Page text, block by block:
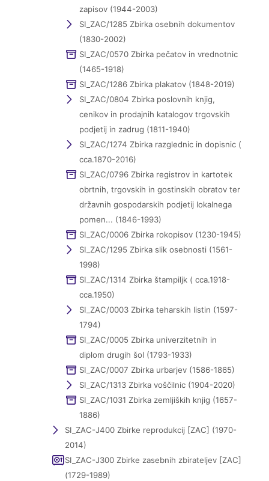
zapisov (1944-2003)
SI_ZAC/1285 Zbirka osebnih dokumentov
(1830-2002)
SI_ZAC/0570 Zbirka pečatov in vrednotnic
(1465-1918)
SI_ZAC/1286 Zbirka plakatov (1848-2019)
SI_ZAC/0804 Zbirka poslovnih knjig,
cenikov in prodajnih katalogov trgovskih
podjetij in zadrug (1811-1940)
SI_ZAC/1274 Zbirka razglednic in dopisnic (
cca.1870-2016)
SI_ZAC/0796 Zbirka registrov in kartotek
obrtnih, trgovskih in gostinskih obratov ter
državnih gospodarskih podjetij lokalnega
pomen... (1846-1993)
SI_ZAC/0006 Zbirka rokopisov (1230-1945)
SI_ZAC/1295 Zbirka slik osebnosti (1561-
1998)
SI_ZAC/1314 Zbirka štampiljk ( cca.1918-
cca.1950)
SI_ZAC/0003 Zbirka teharskih listin (1597-
1794)
SI_ZAC/0005 Zbirka univerzitetnih in
diplom drugih šol (1793-1933)
SI_ZAC/0007 Zbirka urbarjev (1586-1865)
SI_ZAC/1313 Zbirka voščilnic (1904-2020)
SI_ZAC/1031 Zbirka zemljiških knjig (1657-
1886)
SI_ZAC-J400 Zbirke reprodukcij [ZAC] (1970-
2014)
SI_ZAC-J300 Zbirke zasebnih zbirateljev [ZAC]
(1729-1989)